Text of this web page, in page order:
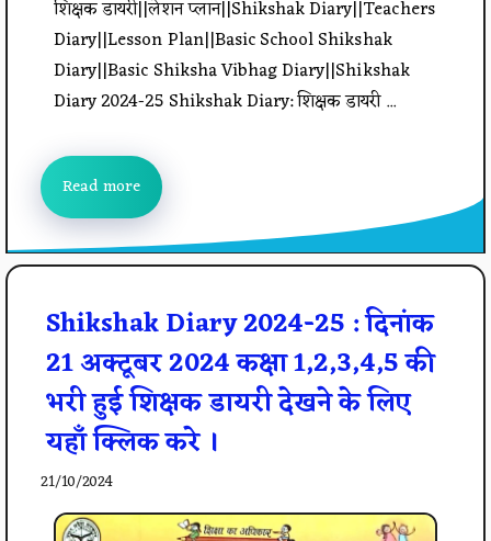
शिक्षक डायरी||लेशन प्लान||Shikshak Diary||Teachers
Diary||Lesson Plan||Basic School Shikshak
Diary||Basic Shiksha Vibhag Diary||Shikshak
Diary 2024-25 Shikshak Diary: शिक्षक डायरी ...
Read more
Shikshak Diary 2024-25 : दिनांक
21 अक्टूबर 2024 कक्षा 1,2,3,4,5 की
भरी हुई शिक्षक डायरी देखने के लिए
यहाँ क्लिक करे ।
21/10/2024